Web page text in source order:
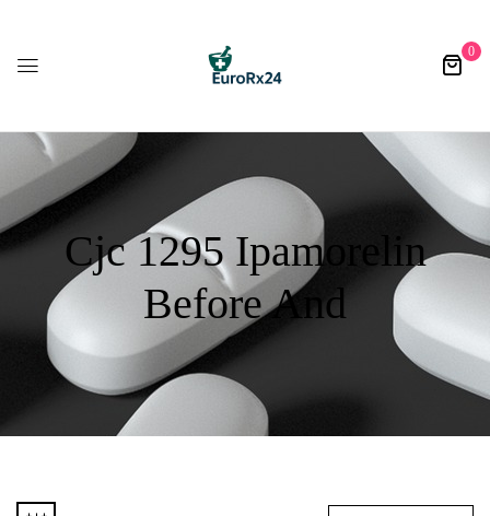
0
Cjc 1295 Ipamorelin
Before And